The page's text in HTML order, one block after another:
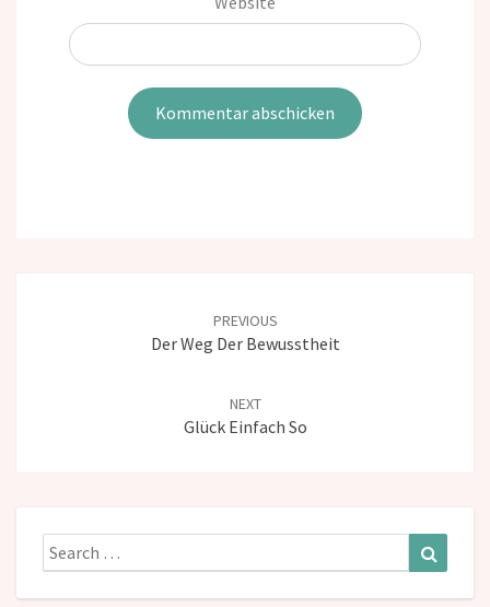
PREVIOUS
Der Weg Der Bewusstheit
NEXT
Glück Einfach So
Search
for: